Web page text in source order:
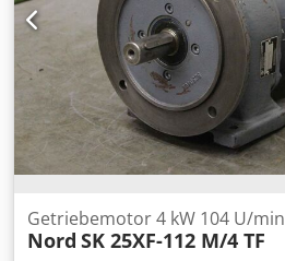
Getriebemotor 4 kW 104 U/min
Nord SK 25XF-112 M/4 TF